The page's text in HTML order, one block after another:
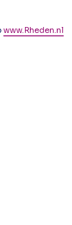
www.Rheden.nl